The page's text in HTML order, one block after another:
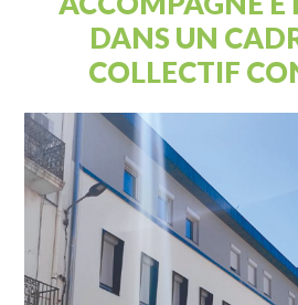
DANS UN
COLLECTIF